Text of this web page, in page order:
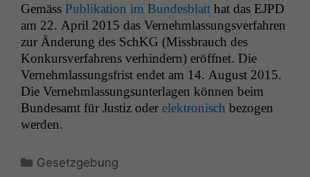
Gemäss Pub­lika­tion im Bun­des­blatt hat das EJPD
am 22. April 2015 das Vernehm­las­sungsver­fahren
zur Änderung des SchKG (Miss­brauch des
Konkursver­fahrens ver­hin­dern) eröffnet. Die
Vernehm­las­sungs­frist endet am 14. August 2015.
Die Vernehm­las­sung­sun­ter­la­gen kön­nen beim
Bun­de­samt für Jus­tiz oder elek­tro­n­isch bezo­gen
werden.
Kategorien
Gesetzgebung